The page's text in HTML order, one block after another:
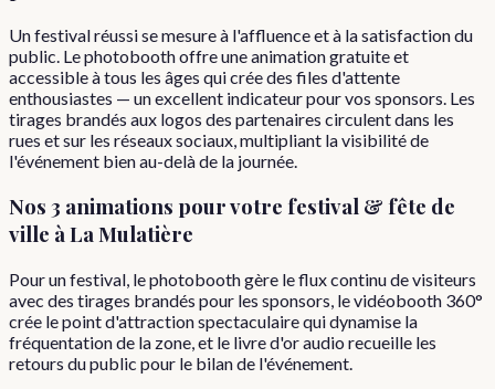
Un festival réussi se mesure à l'affluence et à la satisfaction du
public. Le photobooth offre une animation gratuite et
accessible à tous les âges qui crée des files d'attente
enthousiastes — un excellent indicateur pour vos sponsors. Les
tirages brandés aux logos des partenaires circulent dans les
rues et sur les réseaux sociaux, multipliant la visibilité de
l'événement bien au-delà de la journée.
Nos 3 animations pour votre festival & fête de
ville à La Mulatière
Pour un festival, le photobooth gère le flux continu de visiteurs
avec des tirages brandés pour les sponsors, le vidéobooth 360°
crée le point d'attraction spectaculaire qui dynamise la
fréquentation de la zone, et le livre d'or audio recueille les
retours du public pour le bilan de l'événement.